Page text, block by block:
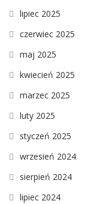
lipiec 2025
czerwiec 2025
maj 2025
kwiecień 2025
marzec 2025
luty 2025
styczeń 2025
wrzesień 2024
sierpień 2024
lipiec 2024